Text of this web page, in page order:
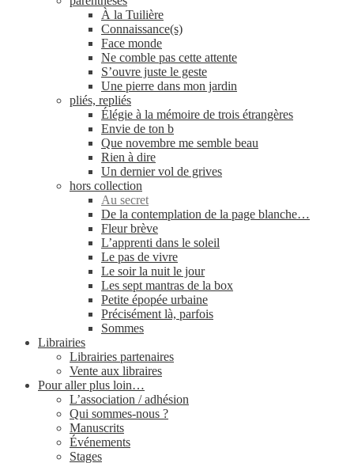
À la Tuilière
Connaissance(s)
Face monde
Ne comble pas cette attente
S’ouvre juste le geste
Une pierre dans mon jardin
pliés, repliés
Élégie à la mémoire de trois étrangères
Envie de ton b
Que novembre me semble beau
Rien à dire
Un dernier vol de grives
hors collection
Au secret
De la contemplation de la page blanche…
Fleur brève
L’apprenti dans le soleil
Le pas de vivre
Le soir la nuit le jour
Les sept mantras de la box
Petite épopée urbaine
Précisément là, parfois
Sommes
Librairies
Librairies partenaires
Vente aux libraires
Pour aller plus loin…
L’association / adhésion
Qui sommes-​nous ?
Manuscrits
Événements
Stages